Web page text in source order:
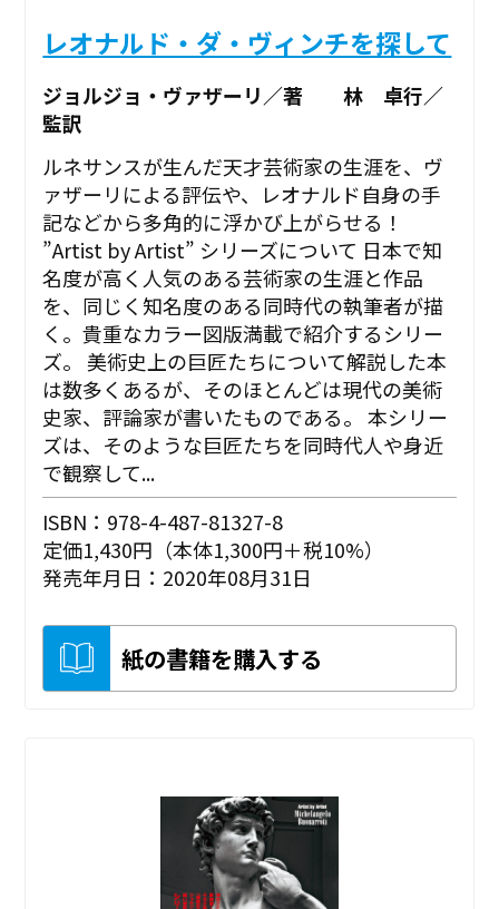
レオナルド・ダ・ヴィンチを探して
ジョルジョ・ヴァザーリ／著 林 卓行／
監訳
ルネサンスが生んだ天才芸術家の生涯を、ヴ
ァザーリによる評伝や、レオナルド自身の手
記などから多角的に浮かび上がらせる！
”Artist by Artist” シリーズについて 日本で知
名度が高く人気のある芸術家の生涯と作品
を、同じく知名度のある同時代の執筆者が描
く。貴重なカラー図版満載で紹介するシリー
ズ。 美術史上の巨匠たちについて解説した本
は数多くあるが、そのほとんどは現代の美術
史家、評論家が書いたものである。 本シリー
ズは、そのような巨匠たちを同時代人や身近
で観察して...
ISBN：978-4-487-81327-8
定価1,430円（本体1,300円＋税10%）
発売年月日：2020年08月31日
紙の書籍を購入する